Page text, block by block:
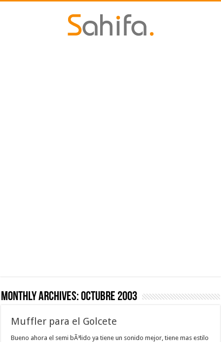
Monthly Archives:octubre 2003
Muffler para el Golcete
Bueno ahora el semi bÃ³lido ya tiene un sonido mejor, tiene mas estilo